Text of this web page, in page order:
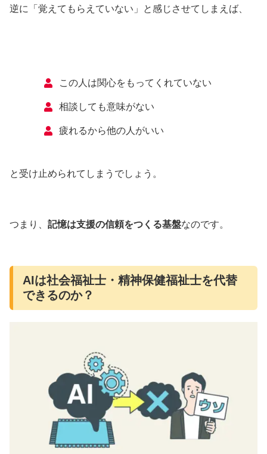
逆に「覚えてもらえていない」と感じさせてしまえば、
この人は関心をもってくれていない
相談しても意味がない
疲れるから他の人がいい
と受け止められてしまうでしょう。
つまり、 記憶は支援の信頼をつくる基盤なのです。
AIは社会福祉士・精神保健福祉士を代替
できるのか？